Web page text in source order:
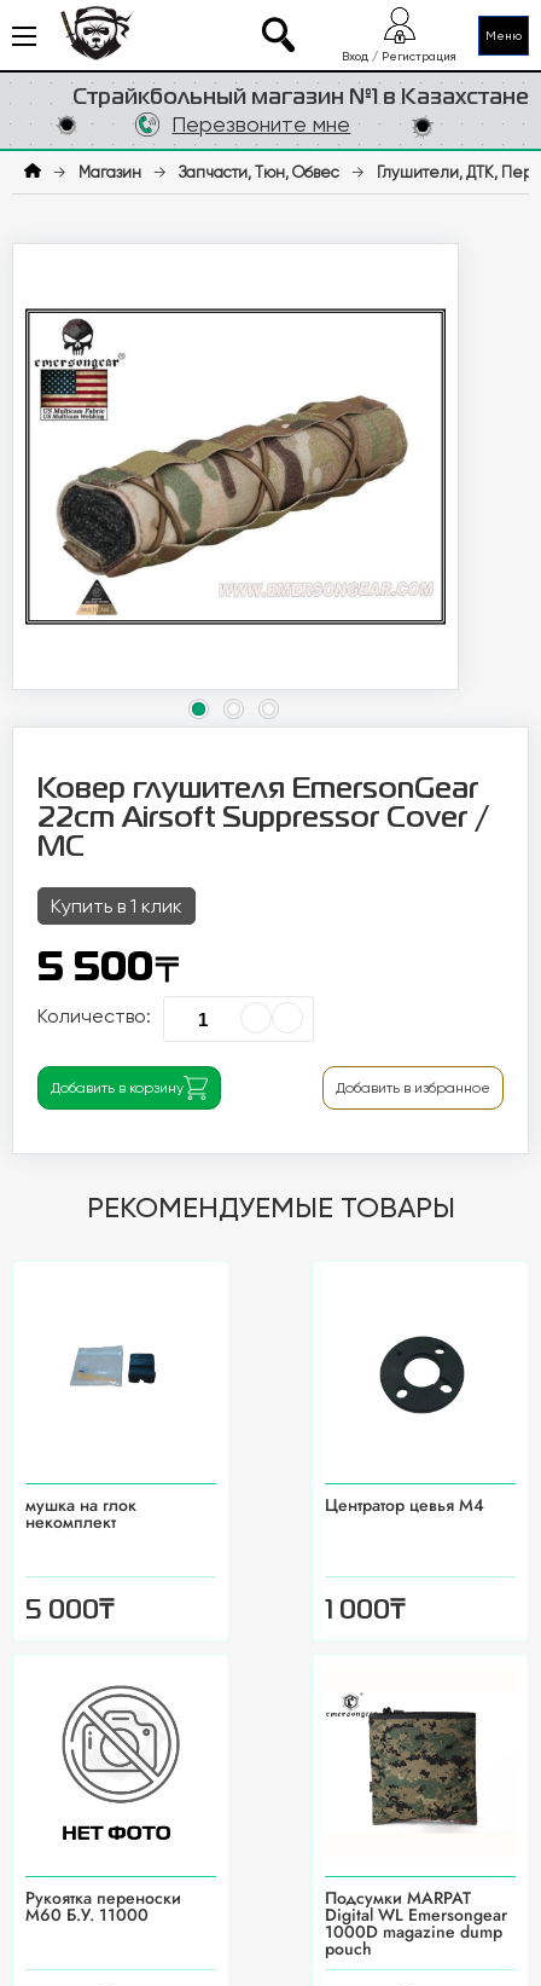
Меню
Страйкбольный магазин №1 в Казахстане
Вход / Регистрация
Перезвоните мне
→ Магазин → Запчасти, Тюн, Обвес → Глушители, ДТК,
Ковер глушителя EmersonGear
22cm Airsoft Suppressor Cover /
MC
Купить в 1 клик
5 500〒
Количество:
Добавить в корзину Добавить в избранное
РЕКОМЕНДУЕМЫЕ ТОВАРЫ
мушка на глок
некомплект
5 000₸
Центратор цевья М4
1 000₸
Рукоятка переноски
М60 Б.У. 11000
Подсумки MARPAT
Digital WL Emersongear
1000D magazine dump
pouch